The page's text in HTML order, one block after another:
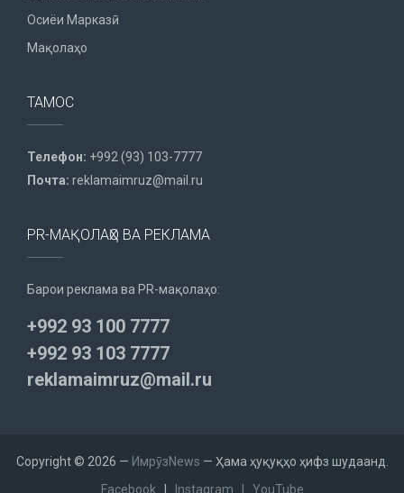
Осиёи Марказӣ
Мақолаҳо
ТАМОС
Телефон: +992 (93) 103-7777
Почта: reklamaimruz@mail.ru
PR-МАҚОЛАҲО ВА РЕКЛАМА
Барои реклама ва PR-мақолаҳо:
+992 93 100 7777
+992 93 103 7777
reklamaimruz@mail.ru
Copyright © 2026 — ИмрӯзNews — Ҳама ҳуқуқҳо ҳифз шудаанд.
Facebook
Instagram YouTube